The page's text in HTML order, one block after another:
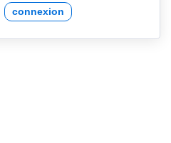
connexion